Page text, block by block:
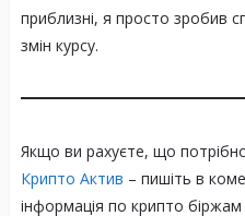
приблизні, я просто зробив
змін курсу.
Якщо ви рахуєте, що
Крипто Актив – пишіть в
інформація по крипто біржам